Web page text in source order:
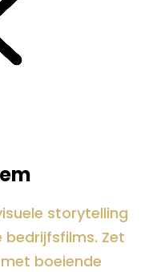
storytelling
Zet
boeiende